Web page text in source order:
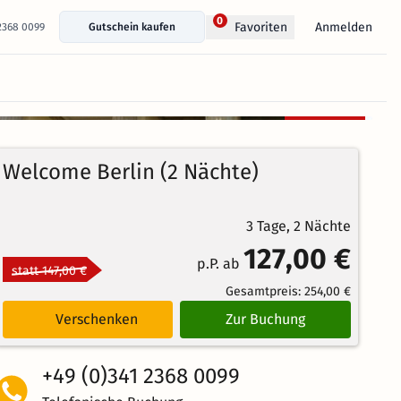
0099 Gutschein kaufen
0 Favoriten Anmelden
80%
Bewertungen
4
stornierbar
Welcome Berlin (2 Nächte)
3 Tage, 2 Nächte
statt 147,00 € p.P. ab 127,00 €
Gesamtpreis: 254,00 €
Verschenken Zur Buchung
+49 (0)341 2368 0099